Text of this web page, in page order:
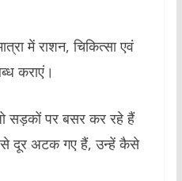
में राशन, चिकित्सा एवं
कराएं।
सड़कों पर बसर कर रहे हैं
से दूर अटक गए हैं, उन्हें कैसे